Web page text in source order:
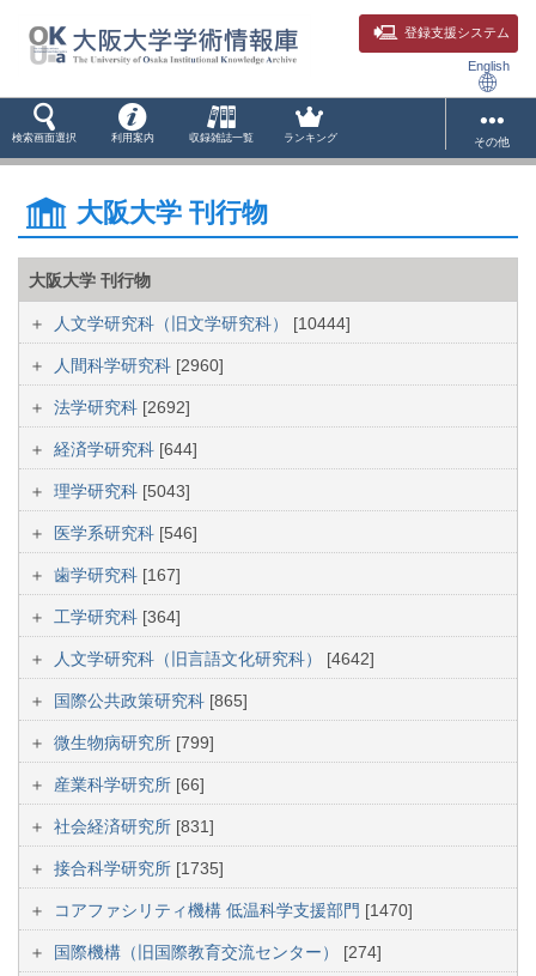
登録支援システム
English
検索画面選択 利用案内 収録雑誌一覧 ランキング その他
大阪大学 刊行物
大阪大学 刊行物
人文学研究科（旧文学研究科） [10444]
人間科学研究科 [2960]
法学研究科 [2692]
経済学研究科 [644]
理学研究科 [5043]
医学系研究科 [546]
歯学研究科 [167]
工学研究科 [364]
人文学研究科（旧言語文化研究科） [4642]
国際公共政策研究科 [865]
微生物病研究所 [799]
産業科学研究所 [66]
社会経済研究所 [831]
接合科学研究所 [1735]
コアファシリティ機構 低温科学支援部門 [1470]
国際機構（旧国際教育交流センター） [274]